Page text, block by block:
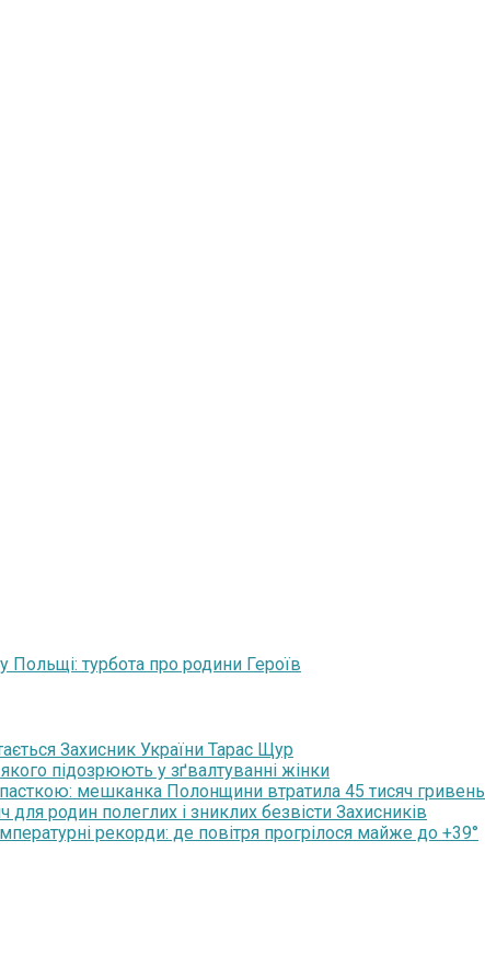
турбота про родини Героїв
Захисник України Тарас Щур
підозрюють у зґвалтуванні жінки
мешканка Полонщини втратила 45 тисяч гривень
для родин полеглих і зниклих безвісти Захисників
рекорди: де повітря прогрілося майже до +39°